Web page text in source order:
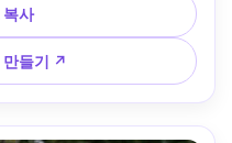
복사
만들기 ↗